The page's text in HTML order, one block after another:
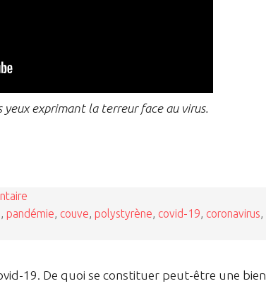
exprimant la terreur face au virus.
, pandémie, couve, polystyrène, covid-19, coronavirus,
19. De quoi se constituer peut-être une bien